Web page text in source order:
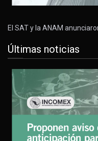
El SAT y la ANAM
Últimas noticias